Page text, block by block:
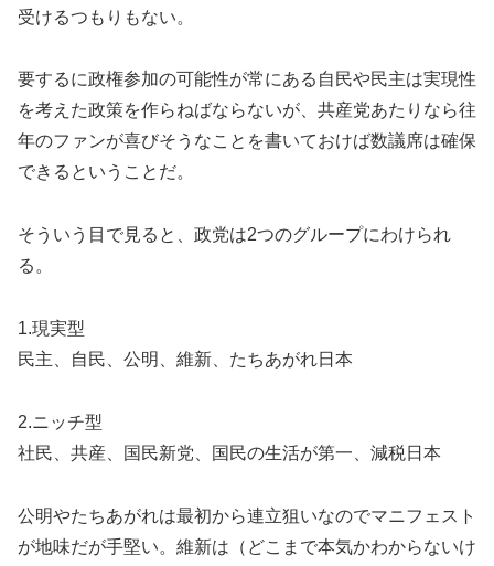
受けるつもりもない。
要するに政権参加の可能性が常にある自民や民主は実現性
を考えた政策を作らねばならないが、共産党あたりなら往
年のファンが喜びそうなことを書いておけば数議席は確保
できるということだ。
そういう目で見ると、政党は2つのグループにわけられ
る。
1.現実型
民主、自民、公明、維新、たちあがれ日本
2.ニッチ型
社民、共産、国民新党、国民の生活が第一、減税日本
公明やたちあがれは最初から連立狙いなのでマニフェスト
が地味だが手堅い。維新は（どこまで本気かわからないけ